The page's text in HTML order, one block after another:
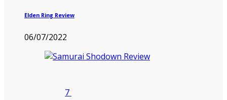
Elden Ring Review
06/07/2022
7